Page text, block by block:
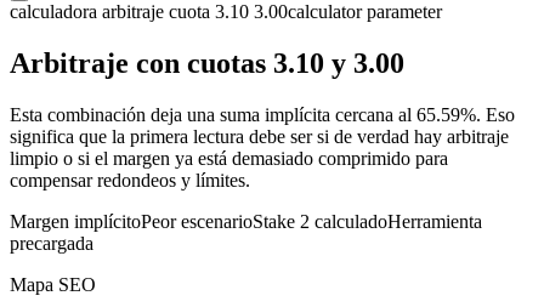
calculadora arbitraje cuota 3.10 3.00calculator parameter
Arbitraje con cuotas 3.10 y 3.00
Esta combinación deja una suma implícita cercana al 65.59%. Eso
significa que la primera lectura debe ser si de verdad hay arbitraje
limpio o si el margen ya está demasiado comprimido para
compensar redondeos y límites.
Margen implícitoPeor escenarioStake 2 calculadoHerramienta
precargada
Mapa SEO